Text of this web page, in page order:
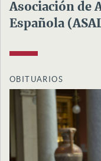
Asociación de
Española
OBITUARIOS